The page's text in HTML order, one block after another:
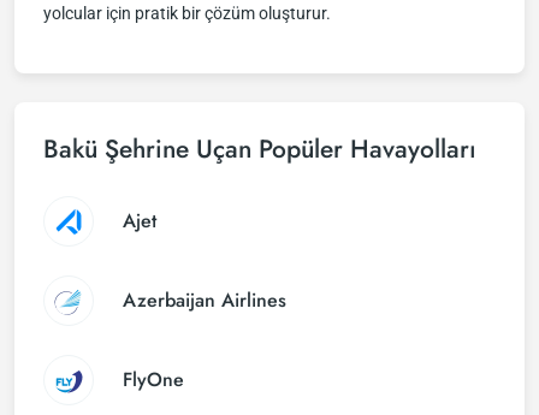
yolcular için pratik bir çözüm oluşturur.
Bakü Şehrine Uçan Popüler Havayolları
Ajet
Azerbaijan Airlines
FlyOne